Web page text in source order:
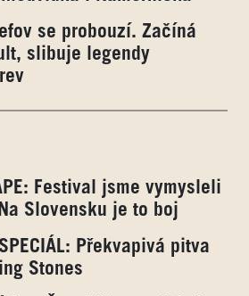
se probouzí. Začíná
slibuje legendy
Festival jsme vymysleli
Slovensku je to boj
SPECIÁL: Překvapivá pitva
Stones